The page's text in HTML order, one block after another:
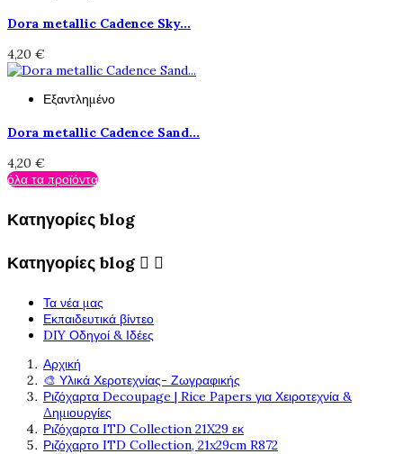
Dora metallic Cadence Sky...
4,20 €
Εξαντλημένο
Dora metallic Cadence Sand...
4,20 €
όλα τα προϊόντα
Κατηγορίες blog
Κατηγορίες blog  
Τα νέα μας
Εκπαιδευτικά βίντεο
DIY Οδηγοί & Ιδέες
Αρχική
🎨 Υλικά Χεροτεχνίας- Ζωγραφικής
Ριζόχαρτα Decoupage | Rice Papers για Χειροτεχνία &
Δημιουργίες
Ριζόχαρτα ITD Collection 21X29 εκ
Ριζόχαρτο ITD Collection, 21x29cm R872